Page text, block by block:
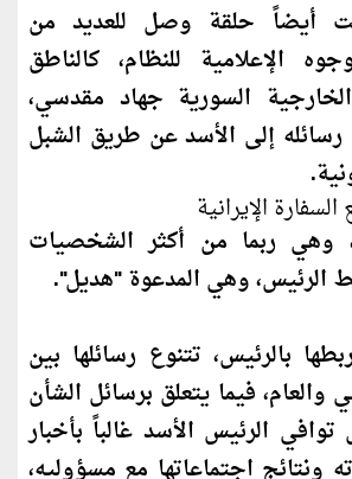
ت أيضاً حلقة وصل للعديد من
الإعلامية للنظام، كالناطق
السورية جهاد مقدسي،
إلى الأسد عن طريق الشبل
الإيرانية
ربما من أكثر الشخصيات
وهي المدعوة "هديل".
بالرئيس، تتنوع رسائلها بين
فيما يتعلق برسائل الشأن
توافي الرئيس الأسد غالباً بأخبار
ونتائج اجتماعاتها مع مسؤوليه،